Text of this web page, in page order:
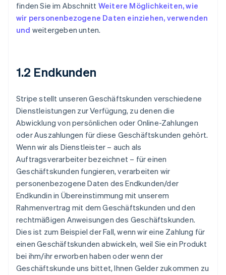
finden Sie im Abschnitt Weitere Möglichkeiten, wie
wir personenbezogene Daten einziehen, verwenden
und weitergeben unten.
1.2 Endkunden
Stripe stellt unseren Geschäftskunden verschiedene
Dienstleistungen zur Verfügung, zu denen die
Abwicklung von persönlichen oder Online-Zahlungen
oder Auszahlungen für diese Geschäftskunden gehört.
Wenn wir als Dienstleister – auch als
Auftragsverarbeiter bezeichnet – für einen
Geschäftskunden fungieren, verarbeiten wir
personenbezogene Daten des Endkunden/der
Endkundin in Übereinstimmung mit unserem
Rahmenvertrag mit dem Geschäftskunden und den
rechtmäßigen Anweisungen des Geschäftskunden.
Dies ist zum Beispiel der Fall, wenn wir eine Zahlung für
einen Geschäftskunden abwickeln, weil Sie ein Produkt
bei ihm/ihr erworben haben oder wenn der
Geschäftskunde uns bittet, Ihnen Gelder zukommen zu